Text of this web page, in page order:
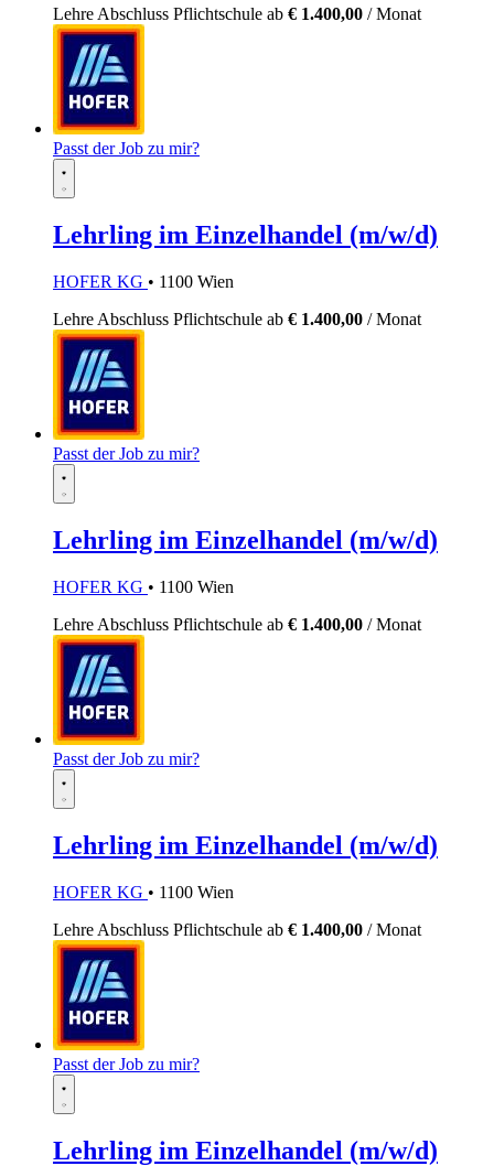
Lehre Abschluss Pflichtschule ab € 1.400,00 / Monat
Passt der Job zu mir?
Lehrling im Einzelhandel (m/w/d)
HOFER KG • 1100 Wien
Lehre Abschluss Pflichtschule ab € 1.400,00 / Monat
Passt der Job zu mir?
Lehrling im Einzelhandel (m/w/d)
HOFER KG • 1100 Wien
Lehre Abschluss Pflichtschule ab € 1.400,00 / Monat
Passt der Job zu mir?
Lehrling im Einzelhandel (m/w/d)
HOFER KG • 1100 Wien
Lehre Abschluss Pflichtschule ab € 1.400,00 / Monat
Passt der Job zu mir?
Lehrling im Einzelhandel (m/w/d)